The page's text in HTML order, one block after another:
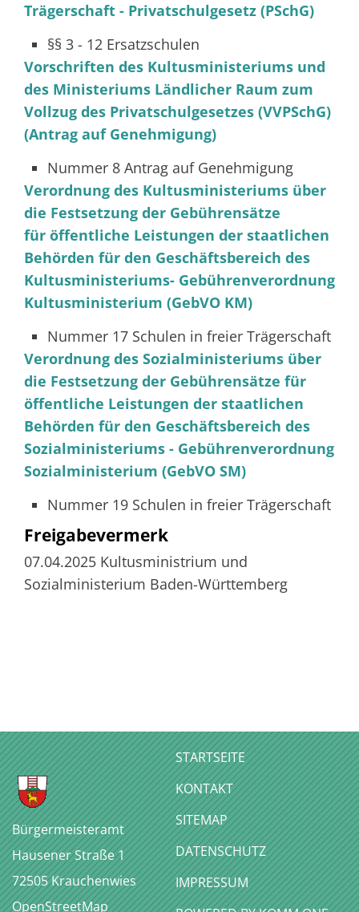
Trägerschaft - Privatschulgesetz (PSchG)
§§ 3 - 12 Ersatzschulen
Vorschriften des Kultusministeriums und
des Ministeriums Ländlicher Raum zum
Vollzug des Privatschulgesetzes (VVPSchG)
(Antrag auf Genehmigung)
Nummer 8 Antrag auf Genehmigung
Verordnung des Kultusministeriums über
die Festsetzung der Gebührensätze
für öffentliche Leistungen der staatlichen
Behörden für den Geschäftsbereich des
Kultusministeriums- Gebührenverordnung
Kultusministerium (GebVO KM)
Nummer 17 Schulen in freier Trägerschaft
Verordnung des Sozialministeriums über
die Festsetzung der Gebührensätze für
öffentliche Leistungen der staatlichen
Behörden für den Geschäftsbereich des
Sozialministeriums - Gebührenverordnung
Sozialministerium (GebVO SM)
Nummer 19 Schulen in freier Trägerschaft
Freigabevermerk
07.04.2025 Kultusministrium und
Sozialministerium Baden-Württemberg
Bürgermeisteramt
Hausener Straße 1
72505Krauchenwies
OpenStreetMap
STARTSEITE
KONTAKT
SITEMAP
DATENSCHUTZ
IMPRESSUM